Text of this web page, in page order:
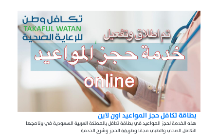
بطاقة تكافل حجز المواعيد اون لاين
هذه الخدمة لحجز المواعيد في بطاقة تكافل بالمملكة العربية السعودية في برنامجها
التكافل الصحي والطبي مجانا وطريقة الحجز وشرح الخدمة